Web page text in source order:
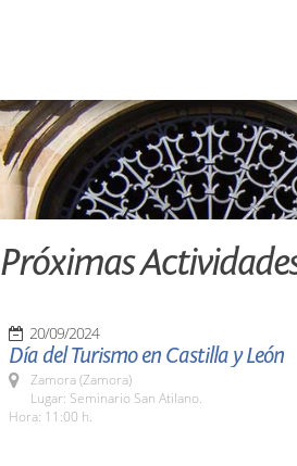
Próximas
20/09/2024
Día del Turismo en Castilla y León
Zamora (Zamora)
Lugar: Seminario San Atilano.
Hora: 11:00 h.